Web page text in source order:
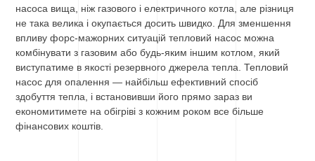
насоса вища, ніж газового і електричного котла, але різниця
не така велика і окупається досить швидко. Для зменшення
впливу форс-мажорних ситуацій тепловий насос можна
комбінувати з газовим або будь-яким іншим котлом, який
виступатиме в якості резервного джерела тепла. Тепловий
насос для опалення — найбільш ефективний спосіб
здобуття тепла, і встановивши його прямо зараз ви
економитимете на обігріві з кожним роком все більше
фінансових коштів.